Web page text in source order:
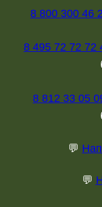
8 800 300 46
8 495 72 72 72
8 812 33 05
💬
💬